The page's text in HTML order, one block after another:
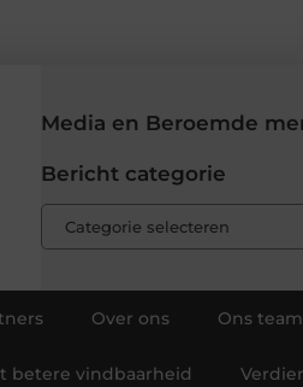
Media en Beroemde
Bericht categorie
Over ons Ons team
betere vindbaarheid